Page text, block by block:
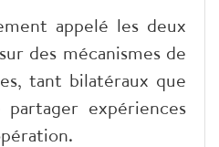
appelé les deux
des mécanismes de
tant bilatéraux que
expériences